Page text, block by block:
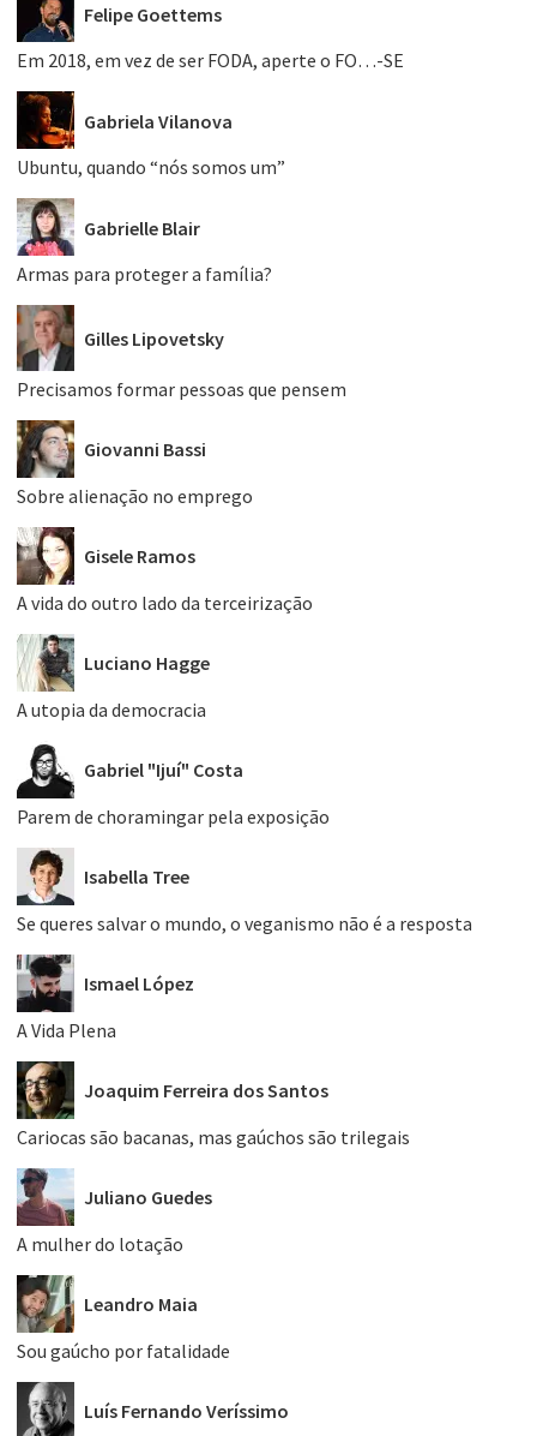
Felipe Goettems
Em 2018, em vez de ser FODA, aperte o FO…-SE
Gabriela Vilanova
Ubuntu, quando “nós somos um”
Gabrielle Blair
Armas para proteger a família?
Gilles Lipovetsky
Precisamos formar pessoas que pensem
Giovanni Bassi
Sobre alienação no emprego
Gisele Ramos
A vida do outro lado da terceirização
Luciano Hagge
A utopia da democracia
Gabriel "Ijuí" Costa
Parem de choramingar pela exposição
Isabella Tree
Se queres salvar o mundo, o veganismo não é a resposta
Ismael López
A Vida Plena
Joaquim Ferreira dos Santos
Cariocas são bacanas, mas gaúchos são trilegais
Juliano Guedes
A mulher do lotação
Leandro Maia
Sou gaúcho por fatalidade
Luís Fernando Veríssimo